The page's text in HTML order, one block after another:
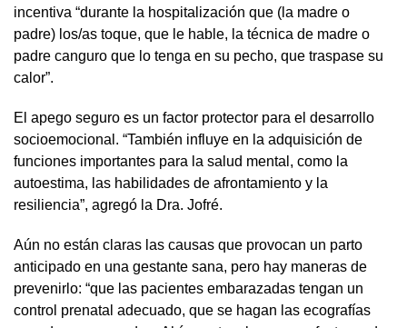
incentiva “durante la hospitalización que (la madre o
padre) los/as toque, que le hable, la técnica de madre o
padre canguro que lo tenga en su pecho, que traspase su
calor”.
El apego seguro es un factor protector para el desarrollo
socioemocional. “También influye en la adquisición de
funciones importantes para la salud mental, como la
autoestima, las habilidades de afrontamiento y la
resiliencia”, agregó la Dra. Jofré.
Aún no están claras las causas que provocan un parto
anticipado en una gestante sana, pero hay maneras de
prevenirlo: “que las pacientes embarazadas tengan un
control prenatal adecuado, que se hagan las ecografías